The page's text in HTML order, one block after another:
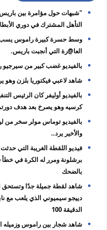
"شبهات حول مؤامرة بين
التأهل المشترك في دوري
وسط حسرة كبيرة راموس يسب
العا@رة التي أنجبت باريس.
بالفيديو غضب كبير من
شاهد لاعبي فيكتوريا بلزن وهو
بالفيديو ‏أوليفر كان الرئيس
كرسيه وهو يصرخ بعد هدف
بالفيديو توماس مولر سخر من
والأخير يرد..
فيديو اللقطة الغريبة التي
برشلونة ومرر له الكرة في
بالضحك
شاهد لقطة جميلة جدًا وتستحق
دييجو سيميوني الذي يلعب مع
الدقيقة 100
شاهد شجار بين راموس وزميله